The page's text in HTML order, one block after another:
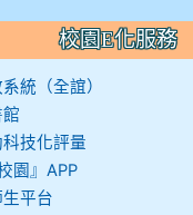
校園E化服務
統（全誼）
技化評量
園』APP
平台